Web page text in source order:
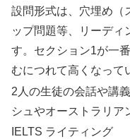
設問形式は、穴埋め（
ップ問題等、リーディ
す。セクション1が一
むにつれて高くなって
2人の生徒の会話や講
シュやオーストラリア
IELTS ライティング